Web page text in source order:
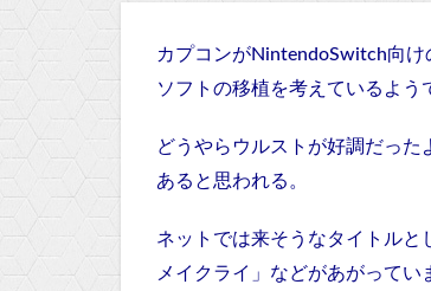
カプコンがNintendoSwitch向
ソフトの移植を考えているよう
どうやらウルストが好調だった
あると思われる。
ネットでは来そうなタイトルと
メイクライ」などがあがってい